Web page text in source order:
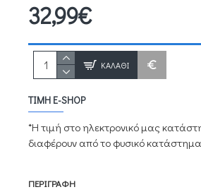
ΤΙΜΉ E-SHOP
*Η τιμή στο ηλεκτρονικό μας
διαφέρουν από το φυσικό
ΠΕΡΙΓΡΑΦΉ
32,99€
ΚΑΛΆΘΙ